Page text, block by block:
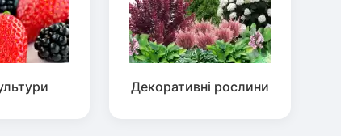
Декоративні рослини